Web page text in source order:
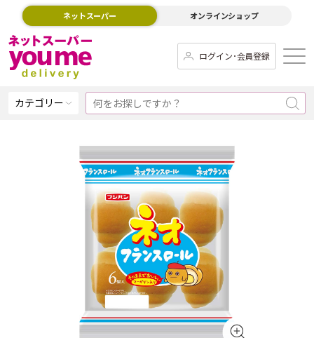
ネットスーパー オンラインショップ
ログイン･会員登録
カテゴリー